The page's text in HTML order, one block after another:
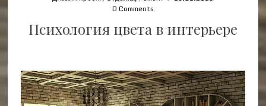
0 Comments
Психология цвета в интерьере